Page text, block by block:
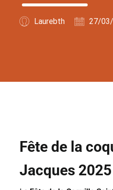
Laurebth 27/
Fête de la
Jacques 2025